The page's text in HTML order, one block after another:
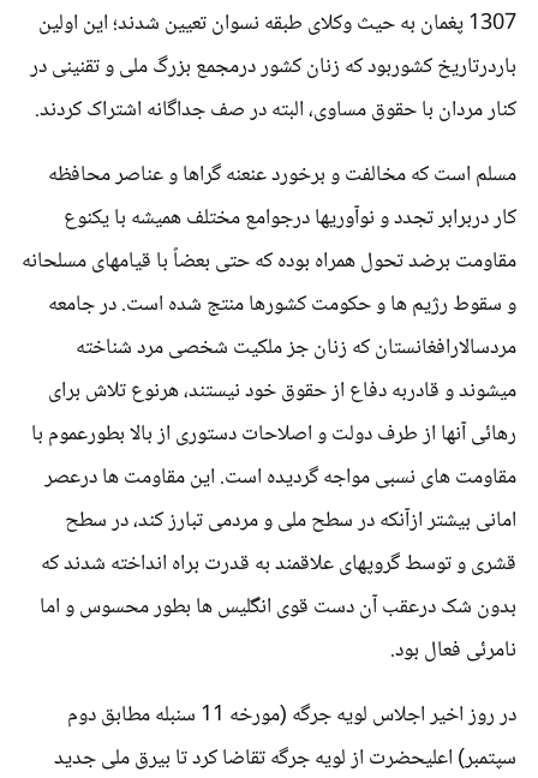
1307 پغمان به حیث وکلای طبقه نسوان تعیین شدند؛ این اولین
باردرتاریخ کشوربود که زنان کشور درمجمع بزرگ ملی و تقنینی در
کنار مردان با حقوق مساوی، البته در صف جداگانه اشتراک کردند.
مسلم است که مخالفت و برخورد عنعنه گراها و عناصر محافظه
کار دربرابر تجدد و نوآوریها درجوامع مختلف همیشه با یکنوع
مقاومت برضد تحول همراه بوده که حتی بعضاً با قیامهای مسلحانه
و سقوط رژیم ها و حکومت کشورها منتج شده است. در جامعه
مردسالارافغانستان که زنان جز ملکیت شخصی مرد شناخته
میشوند و قادربه دفاع از حقوق خود نیستند، هرنوع تلاش برای
رهائی آنها از طرف دولت و اصلاحات دستوری از بالا بطورعموم با
مقاومت های نسبی مواجه گردیده است. این مقاومت ها درعصر
امانی بیشتر ازآنکه در سطح ملی و مردمی تبارز کند، در سطح
قشری و توسط گروپهای علاقمند به قدرت براه انداخته شدند که
بدون شک درعقب آن دست قوی انگلیس ها بطور محسوس و اما
نامرئی فعال بود.
در روز اخیر اجلاس لویه جرگه (مورخه 11 سنبله مطابق دوم
سپتمبر) اعلیحضرت از لویه جرگه تقاضا کرد تا بیرق ملی جدید